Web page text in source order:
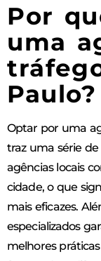
Por
uma
Paulo?
Optar por uma
traz uma série
agências locais
cidade, o que
mais eficazes.
especializados
melhores